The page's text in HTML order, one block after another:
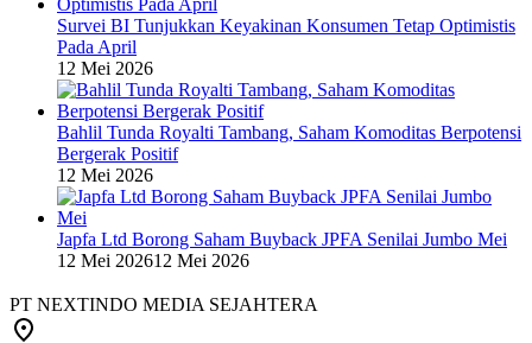
Survei BI Tunjukkan Keyakinan Konsumen Tetap Optimistis
Pada April
12 Mei 2026
Bahlil Tunda Royalti Tambang, Saham Komoditas Berpotensi
Bergerak Positif
12 Mei 2026
Japfa Ltd Borong Saham Buyback JPFA Senilai Jumbo Mei
12 Mei 202612 Mei 2026
PT NEXTINDO MEDIA SEJAHTERA